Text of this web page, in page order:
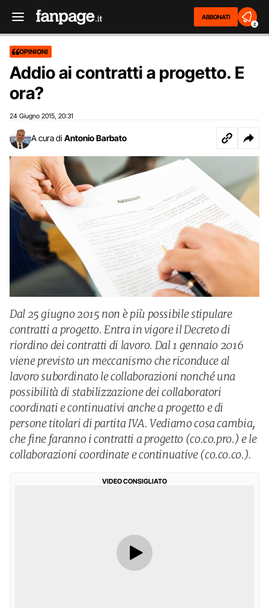
ABBONATI
2
OPINIONI
Addio ai contratti a progetto. E
ora?
24 Giugno 2015 20:31
A cura di Antonio Barbato
Dal 25 giugno 2015 non è più possibile stipulare
contratti a progetto. Entra in vigore il Decreto di
riordino dei contratti di lavoro. Dal 1 gennaio 2016
viene previsto un meccanismo che riconduce al
lavoro subordinato le collaborazioni nonché una
possibilità di stabilizzazione dei collaboratori
coordinati e continuativi anche a progetto e di
persone titolari di partita IVA. Vediamo cosa cambia,
che fine faranno i contratti a progetto (co.co.pro.) e le
collaborazioni coordinate e continuative (co.co.co.).
VIDEO CONSIGLIATO